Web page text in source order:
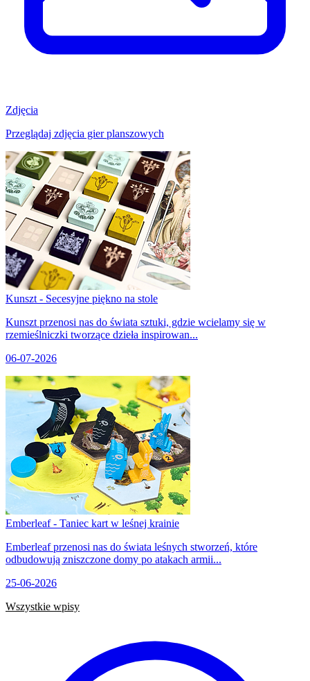
Zdjęcia
Przeglądaj zdjęcia gier planszowych
Kunszt - Secesyjne piękno na stole
Kunszt przenosi nas do świata sztuki, gdzie wcielamy się w
rzemieślniczki tworzące dzieła inspirowan...
06-07-2026
Emberleaf - Taniec kart w leśnej krainie
Emberleaf przenosi nas do świata leśnych stworzeń, które
odbudowują zniszczone domy po atakach armii...
25-06-2026
Wszystkie wpisy